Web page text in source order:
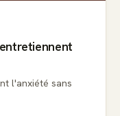
l'anxiété sans